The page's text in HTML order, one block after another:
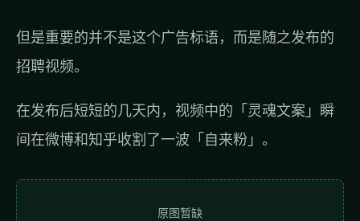
但是重要的并不是这个广告标语，而是随之发布的
招聘视频。
在发布后短短的几天内，视频中的「灵魂文案」瞬
间在微博和知乎收割了一波「自来粉」。
原图暂缺